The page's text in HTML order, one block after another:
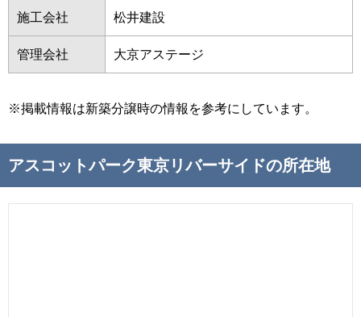
施工会社 松井建設
管理会社 大京アステージ
※掲載情報は新築分譲時の情報を参考にしています。
アスコットパーク東京リバーサイドの所在地